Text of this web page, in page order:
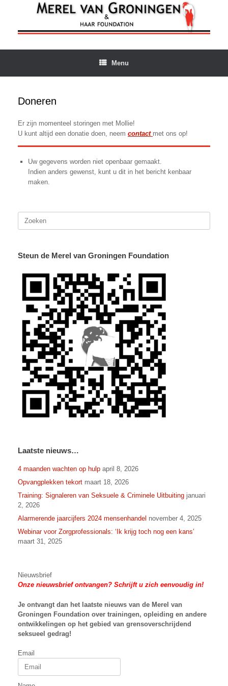
inhoud
Menu
Doneren
Er zijn momenteel storingen met Mollie!
U kunt altijd een donatie doen, neem contact met ons op!
Uw gegevens worden niet openbaar gemaakt.
Indien anders gewenst, kunt u dit in het bericht kenbaar
maken.
Zoeken
Steun de Merel van Groningen Foundation
Laatste nieuws…
4 maanden wachten op hulp april 8, 2026
Opvangplekken tekort maart 18, 2026
Training: Signaleren van Seksuele & Criminele Uitbuiting januari
2, 2026
Alarmerende jaarcijfers 2024 mensenhandel november 4, 2025
Webinar voor Zorgprofessionals: ‘Ik krijg toch nog een kans’
maart 31, 2025
Nieuwsbrief
Onze nieuwsbrief ontvangen? Schrijft u zich eenvoudig in!
Je ontvangt dan het laatste nieuws van de Merel van
Groningen Foundation over trainingen, opleiding en andere
ontwikkelingen op het gebied van grensoverschrijdend
seksueel gedrag!
Email